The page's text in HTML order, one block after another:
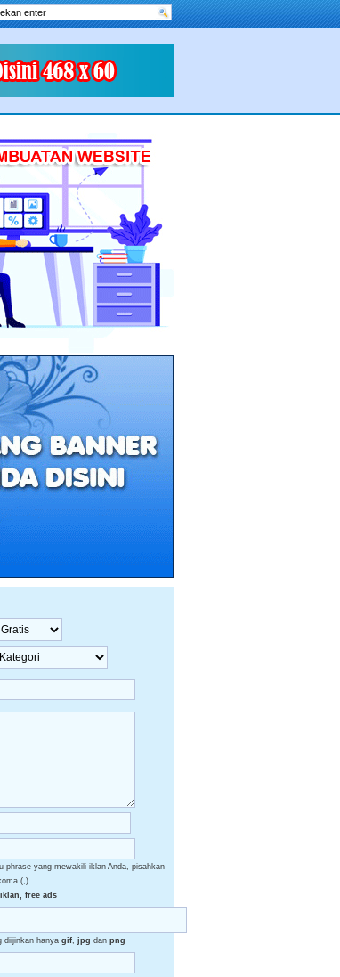
phrase yang mewakili iklan Anda, pisahkan
(,).
iklan, free ads
diijinkan hanya gif, jpg dan png